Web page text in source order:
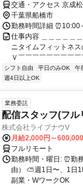
交通・アクセス 京成
千葉県船橋市
勤務時間詳細
仕事内容 ＿＿＿＿＿
ニタイムフィットネ
Ｖ￣￣￣￣￣￣￣￣
シフト自由 平日のみOK 午
週4日以上OK
業務委託
配信スタッフ(フル
株式会社ライブナウV
月給2,000円～
フルリモート
勤務時間・曜日: ⏰勤
由） ⛅週1日〜、1日
副業・WワークOK